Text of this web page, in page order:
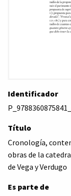
Identificador
Título
Cronología,
obras de la
de Vega y Verdugo
Es parte de